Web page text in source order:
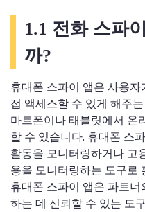
1.1 전화 스파
까?
휴대폰 스파이 앱은 사용
접 액세스할 수 있게 해주
마트폰이나 태블릿에서 온
할 수 있습니다. 휴대폰 스
활동을 모니터링하거나 고
용을 모니터링하는 도구로
휴대폰 스파이 앱은 파트
하는 데 신뢰할 수 있는 도